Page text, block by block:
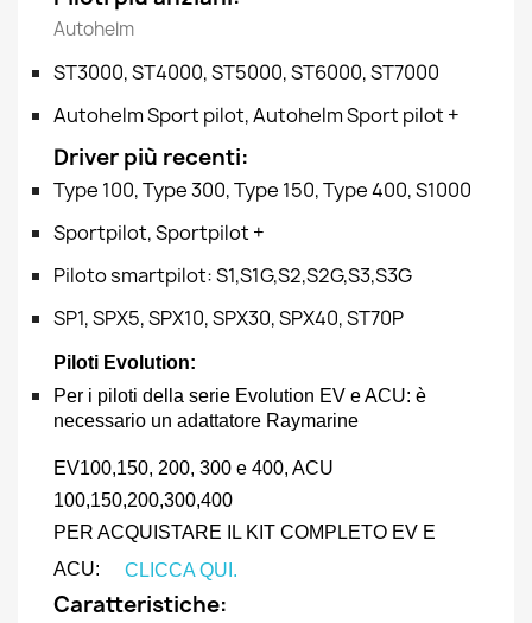
Autohelm
ST3000, ST4000, ST5000, ST6000, ST7000
Autohelm Sport pilot, Autohelm Sport pilot +
Driver più recenti:
Type 100, Type 300, Type 150, Type 400, S1000
Sportpilot, Sportpilot +
Piloto smartpilot: S1,S1G,S2,S2G,S3,S3G
SP1, SPX5, SPX10, SPX30, SPX40, ST70P
Piloti Evolution:
Per i piloti della serie Evolution EV e ACU: è
necessario un adattatore Raymarine
EV100,150, 200, 300 e 400, ACU
100,150,200,300,400
PER ACQUISTARE IL KIT COMPLETO EV E
ACU:
CLICCA QUI.
Caratteristiche: